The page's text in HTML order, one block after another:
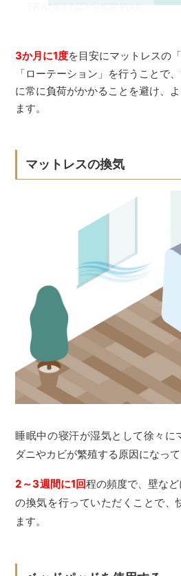
3か月に1度を目安にマットレスの
「ローテーション」を行うことで
に常に負荷がかかることを避け、
ます。
マットレスの換気
睡眠中の寝汗が湿気として徐々に
ダニやカビが繁殖する原因になって
2～3週間に1回程の頻度で、壁な
の換気を行っていただくことで、
ます。